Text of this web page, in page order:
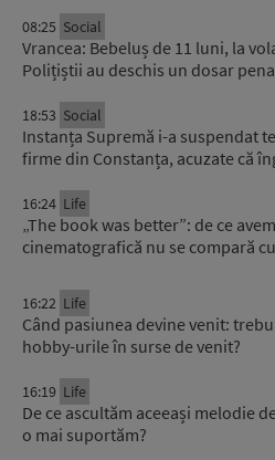
08:25 Social
Vrancea: Bebeluș de 11 luni, la
Polițiștii au deschis un dosar
18:53 Social
Instanța Supremă i-a suspendat
firme din Constanța, acuzate că
16:24 Life
„The book was better”: de ce
cinematografică nu se compară
16:22 Life
Când pasiunea devine venit:
hobby-urile în surse de venit?
16:19 Life
De ce ascultăm aceeași melodie
o mai suportăm?